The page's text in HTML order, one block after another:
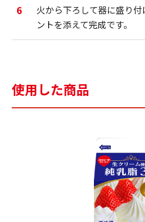
6
火から下ろして器に盛り
ントを添えて完成です。
使用した商品